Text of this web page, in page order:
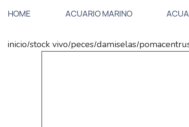
HOME ACUARIO MARINO
inicio/stock vivo/peces/damiselas/